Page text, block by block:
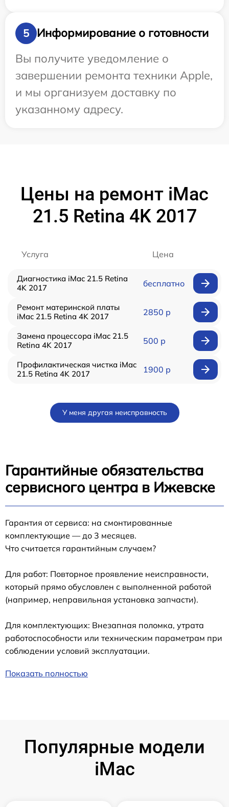
5
Информирование о готовности
Вы получите уведомление о
завершении ремонта техники Apple,
и мы организуем доставку по
указанному адресу.
Цены на ремонт iMac
21.5 Retina 4K 2017
Услуга Цена
Диагностика iMac 21.5 Retina
4K 2017
бесплатно
Ремонт материнской платы
iMac 21.5 Retina 4K 2017
2850 р
Замена процессора iMac 21.5
Retina 4K 2017
500 р
Профилактическая чистка iMac
21.5 Retina 4K 2017
1900 р
У меня другая неисправность
Гарантийные обязательства
сервисного центра в Ижевске
Гарантия от сервиса: на смонтированные
комплектующие — до 3 месяцев.
Что считается гарантийным случаем?
Для работ: Повторное проявление неисправности,
который прямо обусловлен с выполненной работой
(например, неправильная установка запчасти).
Для комплектующих: Внезапная поломка, утрата
работоспособности или техническим параметрам при
соблюдении условий эксплуатации.
Показать полностью
Популярные модели
iMac